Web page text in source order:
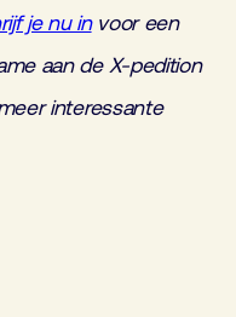
je nu invoor een
aan de X-pedition
interessante